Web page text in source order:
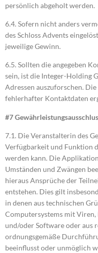
persönlich abgeholt werden.
6.4. Sofern nicht anders
des Schloss Advents
jeweilige Gewinn.
6.5. Sollten die angegeben
sein, ist die Integer-Holding
Adressen auszuforschen.
fehlerhafter Kontaktdaten
#7
7.1. Die Veranstalterin des
Verfügbarkeit und Funktion
werden kann. Die
Umständen und Zwängen
hieraus Ansprüche der
entstehen. Dies gilt
in denen aus technischen
Computersystems mit
und/oder Software oder aus
ordnungsgemäße
beeinflusst oder unmöglich